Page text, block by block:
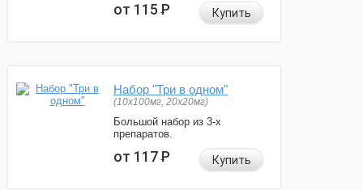
от 115Р Купить
Набор "Три в одном"
(10x100мг, 20x20мг)
Большой набор из 3-х
препаратов.
от 117Р Купить